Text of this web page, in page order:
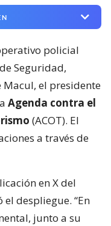
policial
Seguridad,
Macul, el presidente
Agenda contra el
(ACOT). El
a través de
en X del
despliegue. “En
junto a su